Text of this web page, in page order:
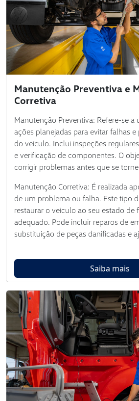
Manutenção Preventiva e
Corretiva
Manutenção Preventiva: Refere-se
ações planejadas para evitar falhas
do veículo. Inclui inspeções
e verificação de componentes. O
corrigir problemas antes que se
Manutenção Corretiva: É realizada
de um problema ou falha. Este tipo
restaurar o veículo ao seu estado de
adequado. Pode incluir reparos de
substituição de peças danificadas e
Saiba mais